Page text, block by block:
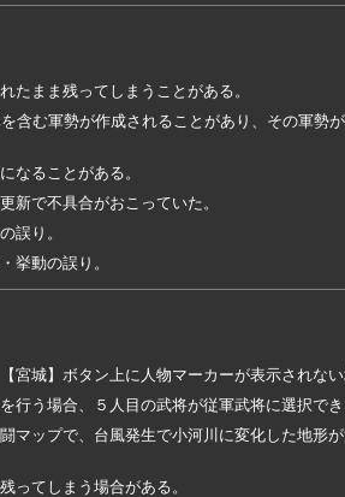
たまま残ってしまうことがある。
含む軍勢が作成されることがあり、その軍勢
なることがある。
新で不具合がおこっていた。
誤り。
挙動の誤り。
宮城】ボタン上に人物マーカーが表示されない
行う場合、５人目の武将が従軍武将に選択でき
マップで、台風発生で小河川に変化した地形
ってしまう場合がある。